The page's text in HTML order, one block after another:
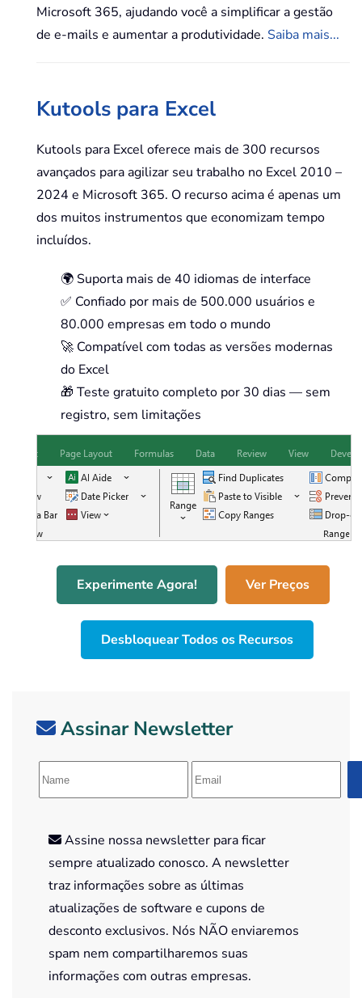
Microsoft 365, ajudando você a simplificar a gestão
de e-mails e aumentar a produtividade. Saiba mais...
Kutools para Excel
Kutools para Excel oferece mais de 300 recursos
avançados para agilizar seu trabalho no Excel 2010 –
2024 e Microsoft 365. O recurso acima é apenas um
dos muitos instrumentos que economizam tempo
incluídos.
🌍 Suporta mais de 40 idiomas de interface
✅ Confiado por mais de 500.000 usuários e
80.000 empresas em todo o mundo
🚀 Compatível com todas as versões modernas
do Excel
🎁 Teste gratuito completo por 30 dias — sem
registro, sem limitações
Experimente Agora! Ver Preços
Desbloquear Todos os Recursos
Assinar Newsletter
Assine nossa newsletter para ficar
sempre atualizado conosco. A newsletter
traz informações sobre as últimas
atualizações de software e cupons de
desconto exclusivos. Nós NÃO enviaremos
spam nem compartilharemos suas
informações com outras empresas.